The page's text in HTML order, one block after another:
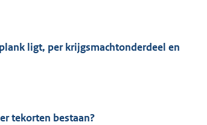
ligt, per krijgsmachtonderdeel en
tekorten bestaan?